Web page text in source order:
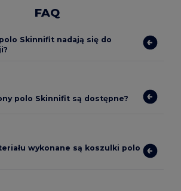
FAQ
Skinnifit nadają się do
polo Skinnifit są dostępne?
wykonane są koszulki polo